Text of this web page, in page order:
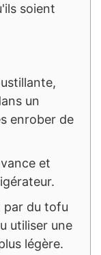
soient
un
enrober de
et
par du tofu
utiliser une
légère.